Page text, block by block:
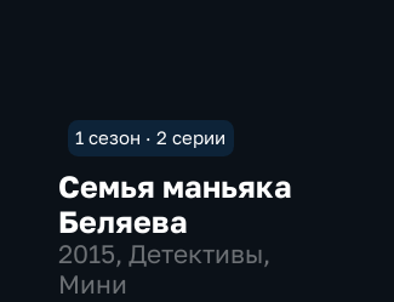
1 сезон · 2 серии
Семья маньяка
Беляева
2015, Детективы,
Мини